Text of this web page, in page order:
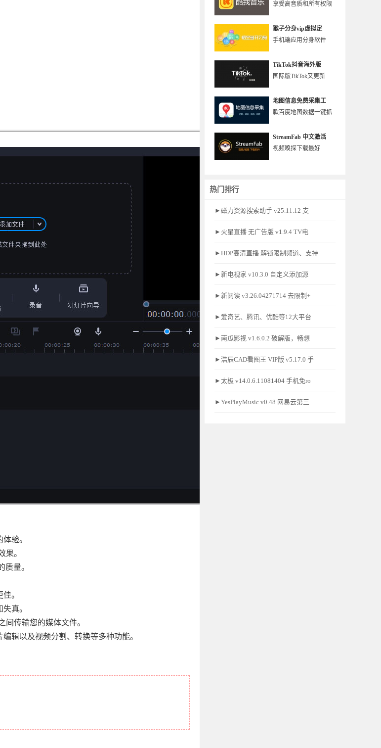
享受高音质和所有权限
猴子分身vip虚拟定
手机端应用分身软件
TikTok抖音海外版
国际版TikTok又更新
地图信息免费采集工
款百度地图数据一键抓
StreamFab 中文激活
视频嗅探下载最好
热门排行
►磁力资源搜索助手 v25.11.12 支
►火星直播 无广告版 v1.9.4 TV电
►HDP高清直播 解锁限制频道、支持
►新电视家 v10.3.0 自定义添加源
►新阅读 v3.26.04271714 去限制+
►爱奇艺、腾讯、优酷等12大平台
►南瓜影视 v1.6.0.2 破解版，畅想
►浩辰CAD看图王 VIP版 v5.17.0 手
►太极 v14.0.6.11081404 手机免ro
►YesPlayMusic v0.48 网易云第三
验。
果。
量。
。
真。
间传输您的媒体文件。
辑以及视频分割、转换等多种功能。